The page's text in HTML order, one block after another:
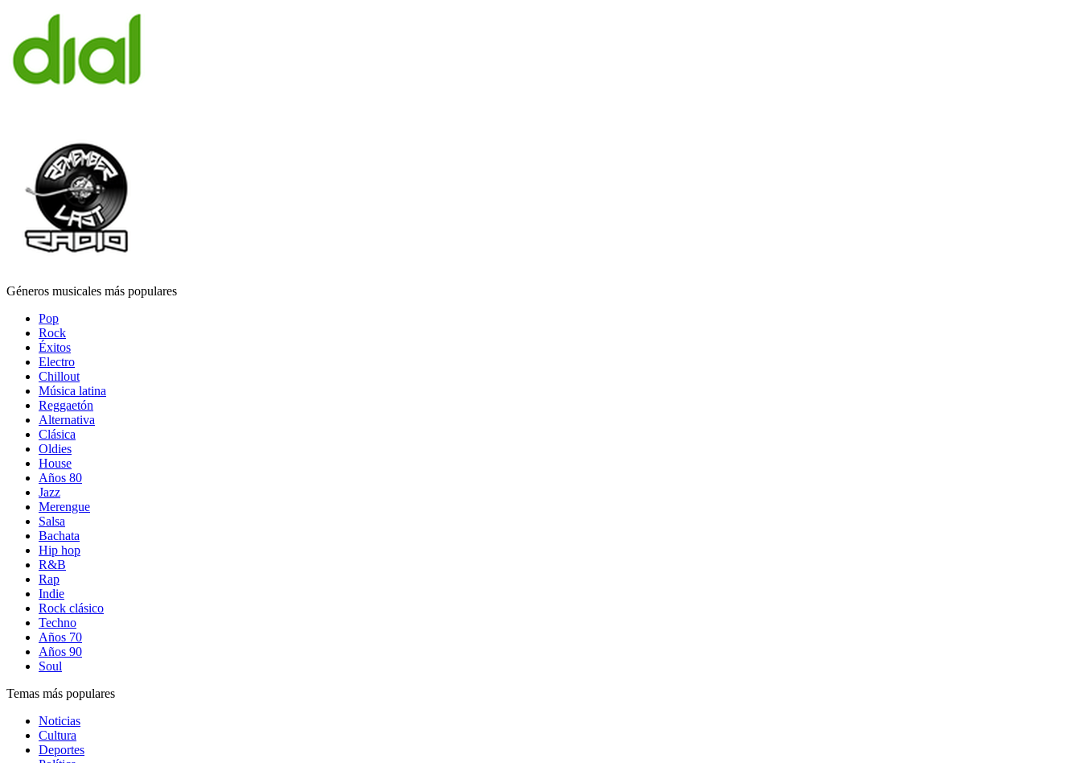
Géneros musicales más populares
Pop
Rock
Éxitos
Electro
Chillout
Música latina
Reggaetón
Alternativa
Clásica
Oldies
House
Años 80
Jazz
Merengue
Salsa
Bachata
Hip hop
R&B
Rap
Indie
Rock clásico
Techno
Años 70
Años 90
Soul
Temas más populares
Noticias
Cultura
Deportes